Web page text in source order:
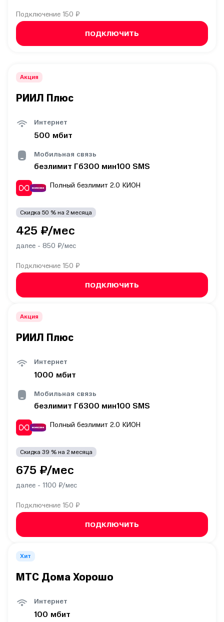
Подключение 150 ₽
ПОДКЛЮЧИТЬ
Акция
РИИЛ Плюс
Интернет
500 мбит
Мобильная связь
безлимит Гб300 мин100 SMS
Полный безлимит 2.0 КИОН
Скидка 50 % на 2месяца
425 ₽/мес
далее - 850 ₽/мес
Подключение 150 ₽
ПОДКЛЮЧИТЬ
Акция
РИИЛ Плюс
Интернет
1000 мбит
Мобильная связь
безлимит Гб300 мин100 SMS
Полный безлимит 2.0 КИОН
Скидка 39 % на 2месяца
675 ₽/мес
далее - 1100 ₽/мес
Подключение 150 ₽
ПОДКЛЮЧИТЬ
Хит
МТС Дома Хорошо
Интернет
100 мбит